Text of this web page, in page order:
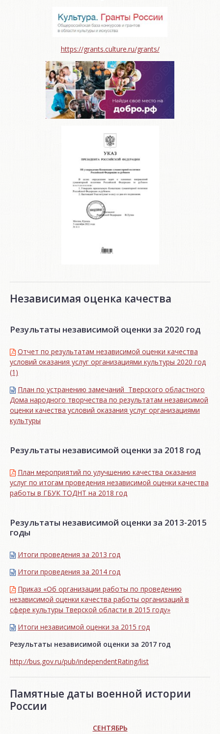
https://grants.culture.ru/grants/
Независимая оценка качества
Результаты независимой оценки за 2020 год
Отчет по результатам независимой оценки качества
условий оказания услуг организациями культуры 2020 год
(1)
План по устранению замечаний Тверского областного
Дома народного творчества по результатам независимой
оценки качества условий оказания услуг организациями
культуры
Результаты независимой оценки за 2018 год
План мероприятий по улучшению качества оказания
услуг по итогам проведения независимой оценки качества
работы в ГБУК ТОДНТ на 2018 год
Результаты независимой оценки за 2013-2015
годы
Итоги проведения за 2013 год
Итоги проведения за 2014 год
Приказ «Об организации работы по проведению
независимой оценки качества работы организаций в
сфере культуры Тверской области в 2015 году»
Итоги независимой oценки за 2015 год
Результаты независимой оценки за 2017 год
http://bus.gov.ru/pub/independentRating/list
Памятные даты военной истории
России
СЕНТЯБРЬ